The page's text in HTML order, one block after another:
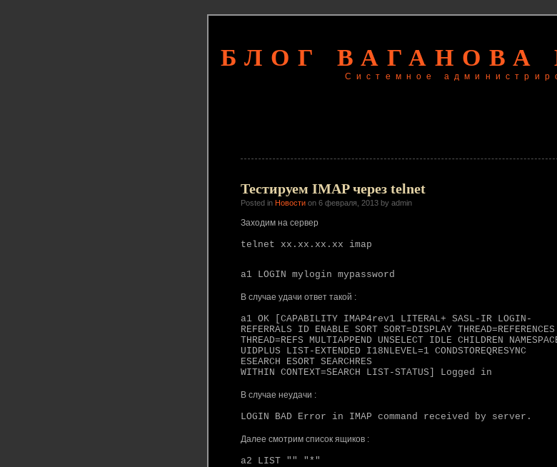
БЛОГ ВАГАНОВА
Системное
Тестируем IMAP через telnet
Posted in Новости on 6 февраля, 2013 by admin
Заходим на сервер
telnet xx.xx.xx.xx imap
a1 LOGIN mylogin mypassword
В случае удачи ответ такой :
a1 OK [CAPABILITY IMAP4rev1 LITERAL+ SASL-IR LOGIN-
REFERRALS ID ENABLE SORT SORT=DISPLAY THREAD=REFERENCES
THREAD=REFS MULTIAPPEND UNSELECT IDLE CHILDREN
UIDPLUS LIST-EXTENDED I18NLEVEL=1 CONDSTOREQRESYNC
ESEARCH ESORT SEARCHRES
WITHIN CONTEXT=SEARCH LIST-STATUS] Logged in
В случае неудачи :
LOGIN BAD Error in IMAP command received by server.
Далее смотрим список ящиков :
a2 LIST "" "*"